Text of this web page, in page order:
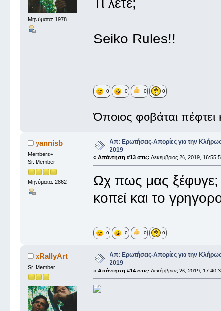
Μηνύματα: 1978
Seiko Rules!!
0 0 0 0
Όποιος φοβάται πέφτει
yannisb
Members+
Sr. Member
Μηνύματα: 2862
Απ: Ερωτήσεις-Απορίες για την
2019
«Απάντηση #13 στις: Δεκέμβριος 26, 2019,
Ωχ πως μας ξέφυγε;
κοπεί και το
0 0 0 0
xRallyArt
Sr. Member
Απ: Ερωτήσεις-Απορίες για την
2019
«Απάντηση #14 στις: Δεκέμβριος 26, 2019,